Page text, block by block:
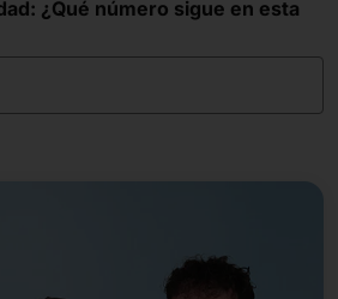
¿Qué número sigue en esta